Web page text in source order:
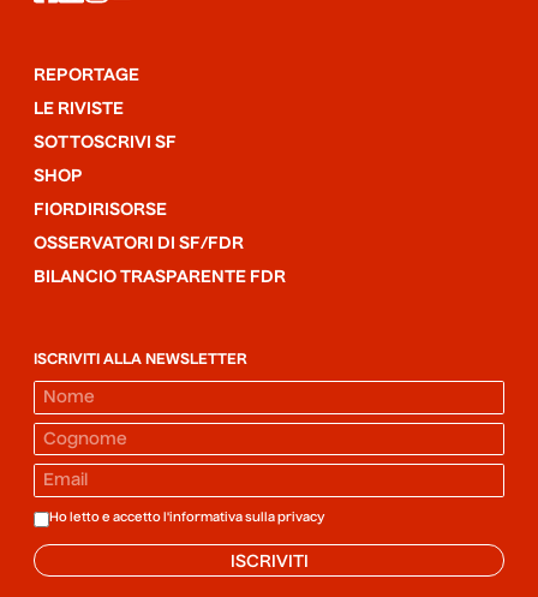
REPORTAGE
LE RIVISTE
SOTTOSCRIVI SF
SHOP
FIORDIRISORSE
OSSERVATORI DI SF/FDR
BILANCIO TRASPARENTE FDR
ISCRIVITI ALLA NEWSLETTER
Ho letto e accetto l'informativa sulla privacy
ISCRIVITI